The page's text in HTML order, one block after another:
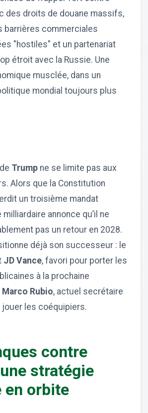
des droits de douane massifs,
barrières commerciales
"hostiles" et un partenariat
étroit avec la Russie. Une
musclée, dans un
mondial toujours plus
Trump ne se limite pas aux
Alors que la Constitution
un troisième mandat
annonce qu’il ne
pas un retour en 2028.
déjà son successeur : le
JD Vance, favori pour porter les
à la prochaine
Marco Rubio, actuel secrétaire
jouer les coéquipiers.
contre
stratégie
en orbite